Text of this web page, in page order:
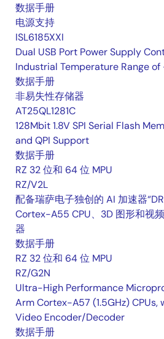
数据手册
电源支持
ISL6185XXI
Dual USB Port Power Supply
Industrial Temperature Range
数据手册
非易失性存储器
AT25QL1281C
128Mbit 1.8V SPI Serial Flash
and QPI Support
数据手册
RZ 32 位和 64 位 MPU
RZ/V2L
配备瑞萨电子独创的 AI 加速器
Cortex-A55 CPU、3D 图形和视
器
数据手册
RZ 32 位和 64 位 MPU
RZ/G2N
Ultra-High Performance
Arm Cortex-A57 (1.5GHz)
Video Encoder/Decoder
数据手册